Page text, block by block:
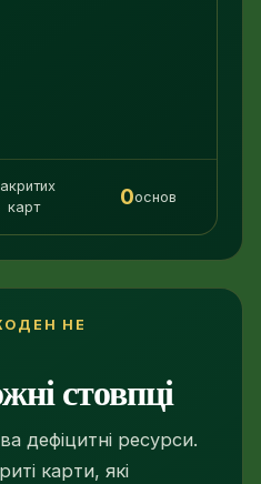
карт
0основ
НЕ
стовпці
дефіцитні ресурси.
карти, які